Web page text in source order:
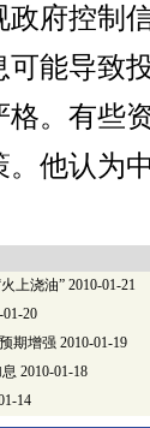
府控制
能导致
格。有些
。他认为
上浇油” 2010-01-21
01-20
期增强 2010-01-19
2010-01-18
14